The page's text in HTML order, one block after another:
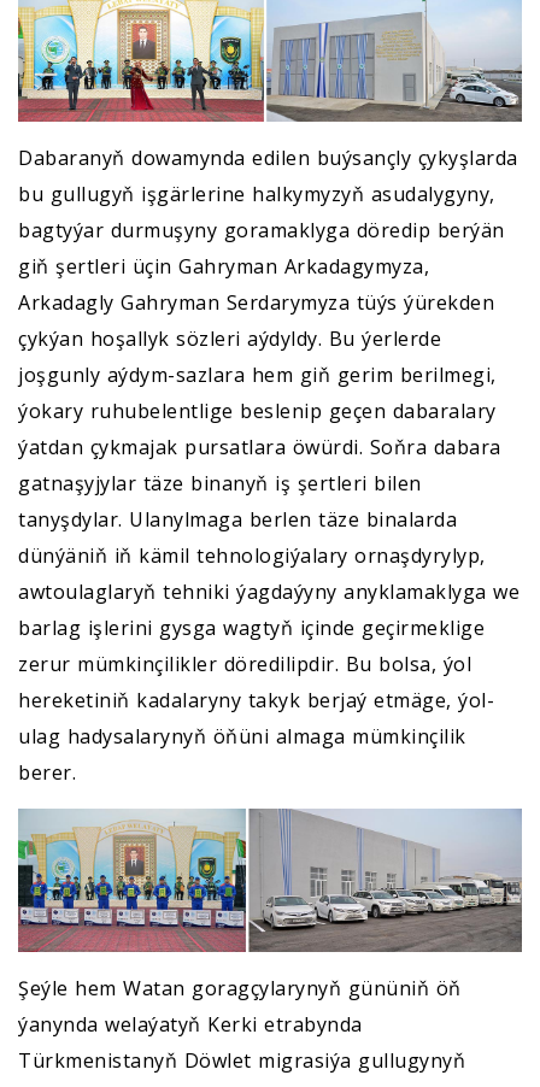
Dabaranyň dowamynda edilen buýsançly çykyşlarda
bu gullugyň işgärlerine halkymyzyň asudalygyny,
bagtyýar durmuşyny goramaklyga döredip berýän
giň şertleri üçin Gahryman Arkadagymyza,
Arkadagly Gahryman Serdarymyza tüýs ýürekden
çykýan hoşallyk sözleri aýdyldy. Bu ýerlerde
joşgunly aýdym-sazlara hem giň gerim berilmegi,
ýokary ruhubelentlige beslenip geçen dabaralary
ýatdan çykmajak pursatlara öwürdi. Soňra dabara
gatnaşyjylar täze binanyň iş şertleri bilen
tanyşdylar. Ulanylmaga berlen täze binalarda
dünýäniň iň kämil tehnologiýalary ornaşdyrylyp,
awtoulaglaryň tehniki ýagdaýyny anyklamaklyga we
barlag işlerini gysga wagtyň içinde geçirmeklige
zerur mümkinçilikler döredilipdir. Bu bolsa, ýol
hereketiniň kadalaryny takyk berjaý etmäge, ýol-
ulag hadysalarynyň öňüni almaga mümkinçilik
berer.
Şeýle hem Watan goragçylarynyň gününiň öň
ýanynda welaýatyň Kerki etrabynda
Türkmenistanyň Döwlet migrasiýa gullugynyň